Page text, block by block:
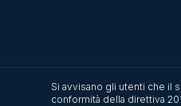
Si avvisano gli utenti che il
conformità della direttiva